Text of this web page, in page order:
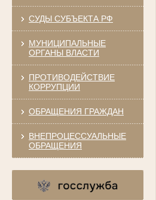
СУДЫ СУБЪЕКТА РФ
МУНИЦИПАЛЬНЫЕ
ОРГАНЫ ВЛАСТИ
ПРОТИВОДЕЙСТВИЕ
КОРРУПЦИИ
ОБРАЩЕНИЯ ГРАЖДАН
ВНЕПРОЦЕССУАЛЬНЫЕ
ОБРАЩЕНИЯ